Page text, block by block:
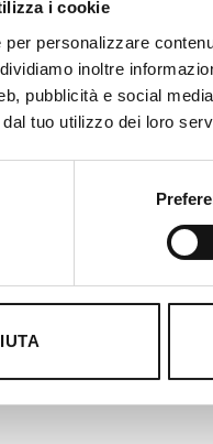
i cookie
personalizzare
inoltre
pubblicità e social
tuo utilizzo dei loro